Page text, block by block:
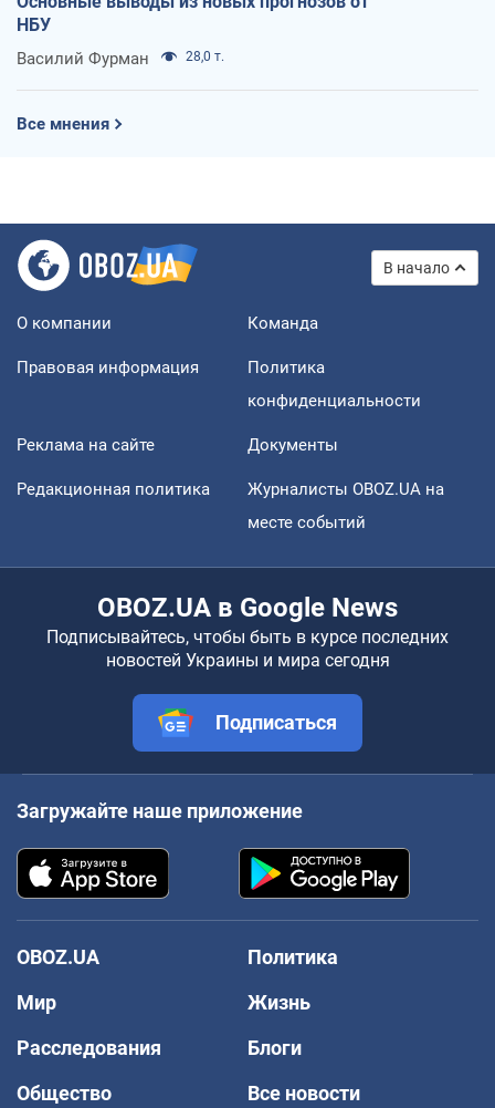
НБУ
Василий Фурман 28,0 т.
Все мнения
В начало
О компании Команда
Правовая информация
Политика
конфиденциальности
Реклама на сайте Документы
Редакционная политика
Журналисты OBOZ.UA на
месте событий
OBOZ.UA в Google News
Подписывайтесь, чтобы быть в курсе последних
новостей Украины и мира сегодня
Подписаться
Загружайте наше приложение
OBOZ.UA
Политика
Мир
Жизнь
Расследования
Блоги
Общество
Все новости